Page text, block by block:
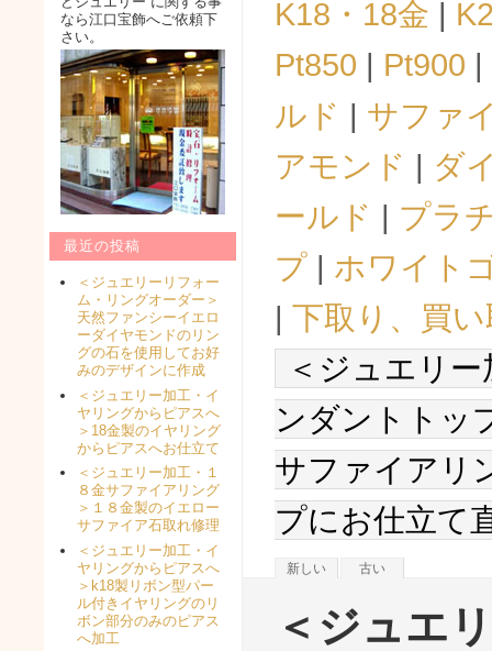
K18・18金 |
Pt850 | Pt900 |
ルド | サファ
アモンド | ダ
ールド | プラ
プ | ホワイト
| 下取り、買
＜ジュエリ
ンダントトッ
サファイアリ
プにお仕立て
新しい 古い
＜ジュエ
なら江口宝飾へご依頼下
さい。
最近の投稿
＜ジュエリーリフォー
ム・リングオーダー＞
天然ファンシーイエロ
ーダイヤモンドのリン
グの石を使用してお好
みのデザインに作成
＜ジュエリー加工・イ
ヤリングからピアスへ
＞18金製のイヤリング
からピアスへお仕立て
＜ジュエリー加工・１
８金サファイアリング
＞１８金製のイエロー
サファイア石取れ修理
＜ジュエリー加工・イ
ヤリングからピアスへ
＞k18製リボン型パー
ル付きイヤリングのリ
ボン部分のみのピアス
へ加工